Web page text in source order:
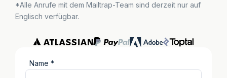
*Alle Anrufe mit dem Mailtrap-Team sind derzeit nur auf
Englisch verfügbar.
Name *